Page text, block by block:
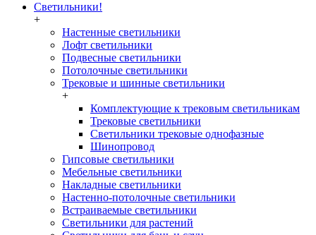
Светильники!
+
Настенные светильники
Лофт светильники
Подвесные светильники
Потолочные светильники
Трековые и шинные светильники
+
Комплектующие к трековым светильникам
Трековые светильники
Светильники трековые однофазные
Шинопровод
Гипсовые светильники
Мебельные светильники
Накладные светильники
Настенно-потолочные светильники
Встраиваемые светильники
Светильники для растений